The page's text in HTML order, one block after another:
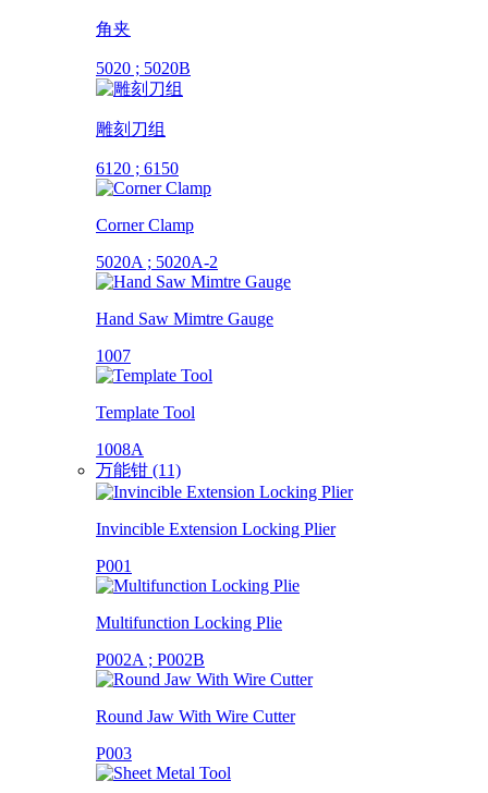
角夹
5020 ; 5020B
雕刻刀组
6120 ; 6150
Corner Clamp
5020A ; 5020A-2
Hand Saw Mimtre Gauge
1007
Template Tool
1008A
万能钳 (11)
Invincible Extension Locking Plier
P001
Multifunction Locking Plie
P002A ; P002B
Round Jaw With Wire Cutter
P003